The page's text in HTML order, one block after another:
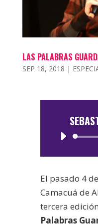
LAS PALABRAS
SEP 18, 2018 |
El pasado 4
Camacuá de
tercera
Palabras